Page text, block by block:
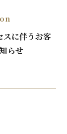
スに伴うお客
らせ